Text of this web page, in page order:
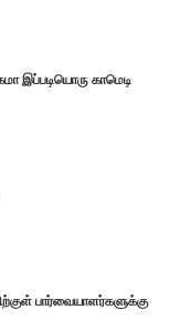
இப்படியொரு காமெடி
பார்வையாளர்களுக்கு